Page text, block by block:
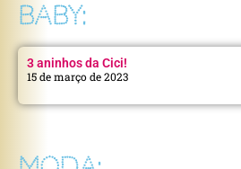
BABY:
3 aninhos da Cici!
15 de março de 2023